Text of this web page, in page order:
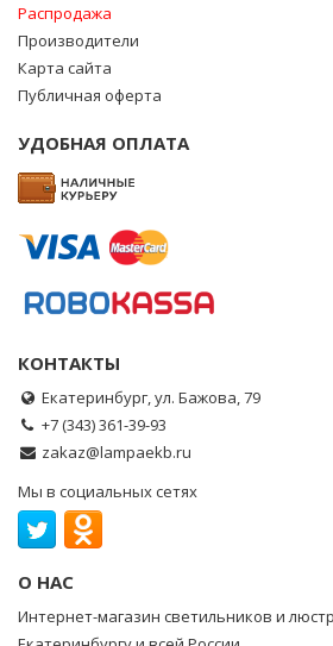
Распродажа
Производители
Карта сайта
Публичная оферта
УДОБНАЯ ОПЛАТА
КОНТАКТЫ
Екатеринбург, ул. Бажова, 79
+7 (343) 361-39-93
zakaz@lampaekb.ru
Мы в социальных сетях
О НАС
Интернет-магазин светильников и